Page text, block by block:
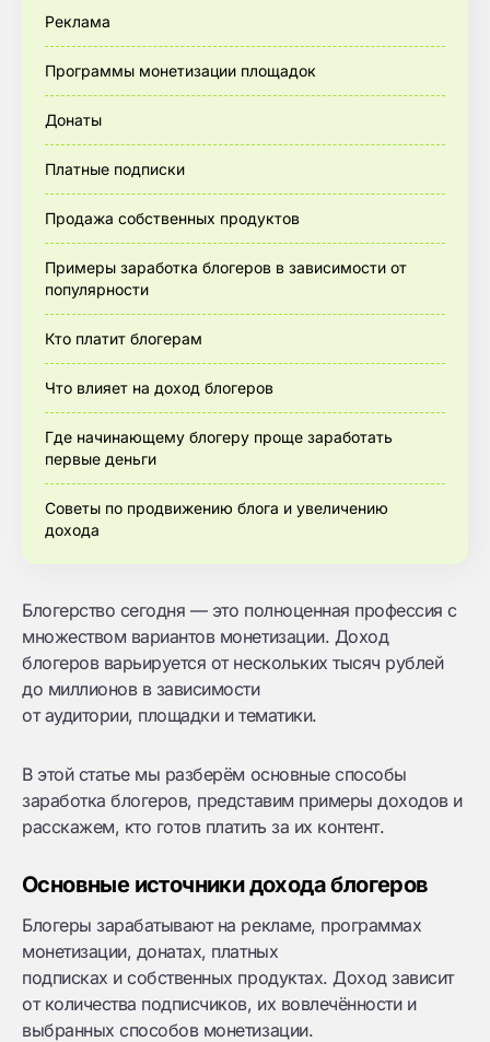
Реклама
Программы монетизации площадок
Донаты
Платные подписки
Продажа собственных продуктов
Примеры заработка блогеров в зависимости от
популярности
Кто платит блогерам
Что влияет на доход блогеров
Где начинающему блогеру проще заработать
первые деньги
Советы по продвижению блога и увеличению
дохода
Блогерство сегодня — это полноценная профессия с
множеством вариантов монетизации. Доход
блогеров варьируется от нескольких тысяч рублей
до миллионов в зависимости
от аудитории, площадки и тематики.
В этой статье мы разберём основные способы
заработка блогеров, представим примеры доходов и
расскажем, кто готов платить за их контент.
Основные источники дохода блогеров
Блогеры зарабатывают на рекламе, программах
монетизации, донатах, платных
подписках и собственных продуктах. Доход зависит
от количества подписчиков, их вовлечённости и
выбранных способов монетизации.